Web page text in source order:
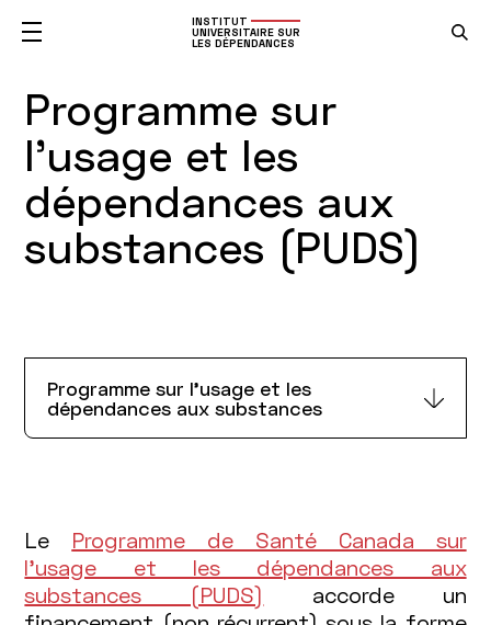
INSTITUT
UNIVERSITAIRE SUR
LES DÉPENDANCES
Programme sur
l'usage et les
dépendances aux
substances (PUDS)
Programme sur l'usage et les
dépendances aux substances
Le Programme de Santé Canada sur
l'usage et les dépendances aux
substances (PUDS)
accorde un